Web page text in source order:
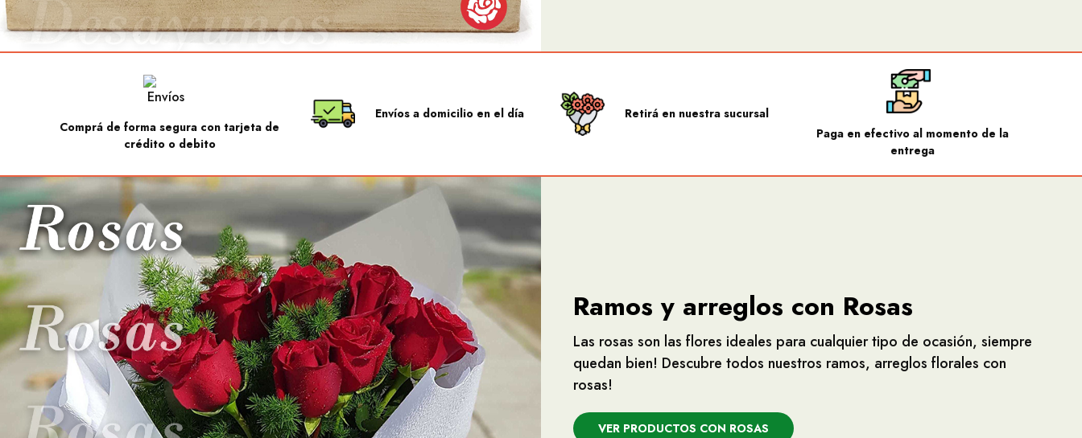
Comprá de forma segura con tarjeta de
crédito o debito
Envíos a domicilio en el día
Retirá en nuestra sucursal
Paga en efectivo al momento de la
entrega
Ramos y arreglos con Rosas
Las rosas son las flores ideales para cualquier tipo de ocasión, siempre
quedan bien! Descubre todos nuestros ramos, arreglos florales con
rosas!
VER PRODUCTOS CON ROSAS